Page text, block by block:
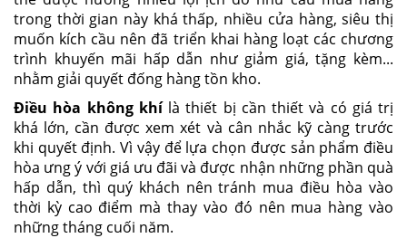
trong thời gian này khá thấp, nhiều cửa hàng, siêu thị
muốn kích cầu nên đã triển khai hàng loạt các chương
trình khuyến mãi hấp dẫn như giảm giá, tặng kèm...
nhằm giải quyết đống hàng tồn kho.
Điều hòa không khílà thiết bị cần thiết và có giá trị
khá lớn, cần được xem xét và cân nhắc kỹ càng trước
khi quyết định. Vì vậy để lựa chọn được sản phẩm điều
hòa ưng ý với giá ưu đãi và được nhận những phần quà
hấp dẫn, thì quý khách nên tránh mua điều hòa vào
thời kỳ cao điểm mà thay vào đó nên mua hàng vào
những tháng cuối năm.